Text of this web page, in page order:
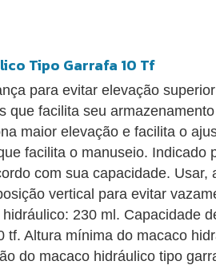
Tipo Garrafa 10 Tf
para evitar elevação
que facilita seu
maior elevação e facilita o
facilita o manuseio. Indicado
com sua capacidade. Usar,
vertical para evitar
230 ml. Capacidade
tf. Altura mínima do macaco
do macaco hidráulico tipo